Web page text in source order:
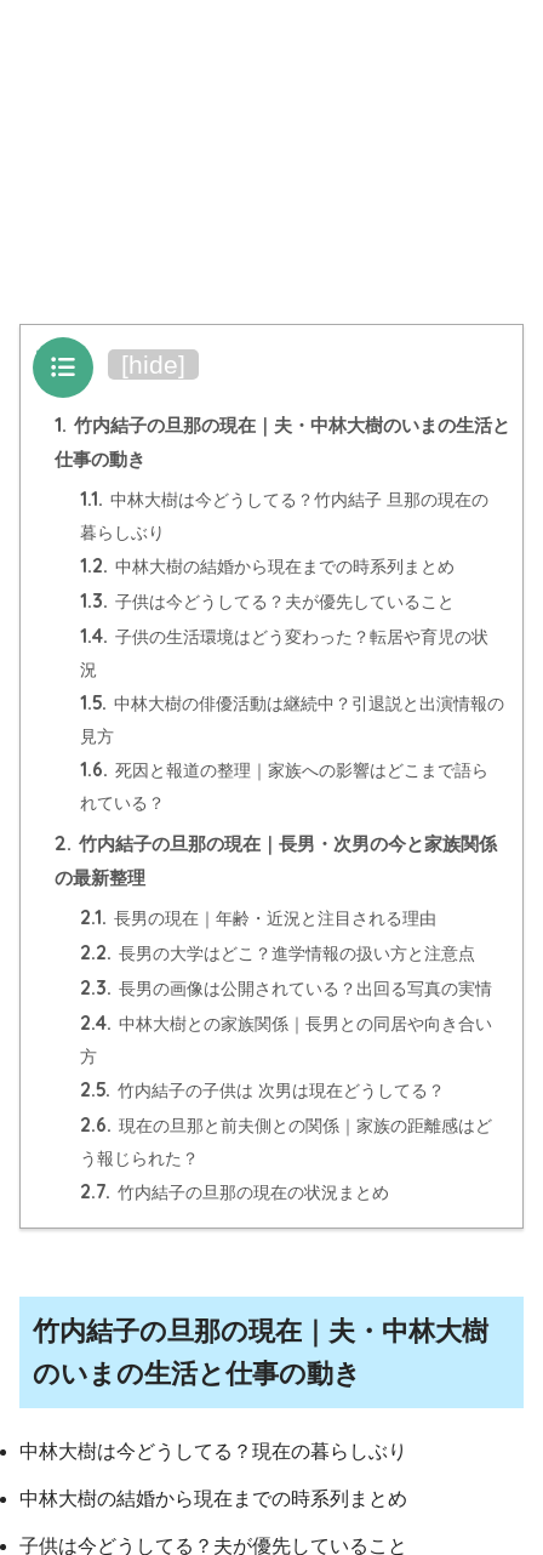
目次 [hide]
1. 竹内結子の旦那の現在｜夫・中林大樹のいまの生活と
仕事の動き
1.1. 中林大樹は今どうしてる？竹内結子 旦那の現在の
暮らしぶり
1.2. 中林大樹の結婚から現在までの時系列まとめ
1.3. 子供は今どうしてる？夫が優先していること
1.4. 子供の生活環境はどう変わった？転居や育児の状
況
1.5. 中林大樹の俳優活動は継続中？引退説と出演情報の
見方
1.6. 死因と報道の整理｜家族への影響はどこまで語ら
れている？
2. 竹内結子の旦那の現在｜長男・次男の今と家族関係
の最新整理
2.1. 長男の現在｜年齢・近況と注目される理由
2.2. 長男の大学はどこ？進学情報の扱い方と注意点
2.3. 長男の画像は公開されている？出回る写真の実情
2.4. 中林大樹との家族関係｜長男との同居や向き合い
方
2.5. 竹内結子の子供は 次男は現在どうしてる？
2.6. 現在の旦那と前夫側との関係｜家族の距離感はど
う報じられた？
2.7. 竹内結子の旦那の現在の状況まとめ
竹内結子の旦那の現在｜夫・中林大樹
のいまの生活と仕事の動き
中林大樹は今どうしてる？現在の暮らしぶり
中林大樹の結婚から現在までの時系列まとめ
子供は今どうしてる？夫が優先していること